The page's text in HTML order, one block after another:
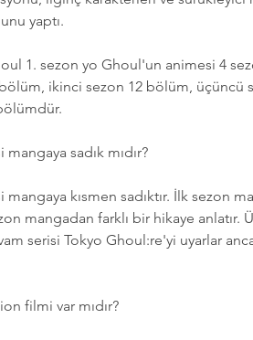
yaptı.
ikinci sezon 12 bölüm, üçüncü
sadık mıdır?
kısmen sadıktır. İlk sezon
mangadan farklı bir hikaye anlatır.
serisi Tokyo Ghoul:re'yi uyarlar
filmi var mıdır?